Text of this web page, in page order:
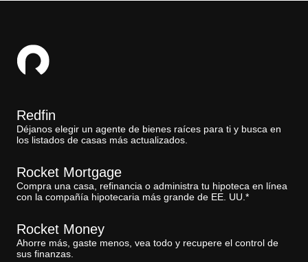
Redfin
Déjanos elegir un agente de bienes raíces para ti y busca en
los listados de casas más actualizados.
Rocket Mortgage
Compra una casa, refinancia o administra tu hipoteca en línea
con la compañía hipotecaria más grande de EE. UU.*
Rocket Money
Ahorre más, gaste menos, vea todo y recupere el control de
sus finanzas.